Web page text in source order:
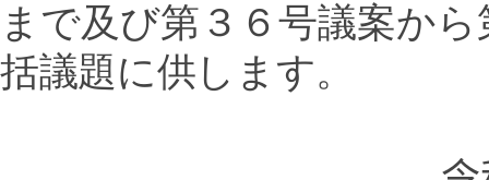
まで及び第３６号議案か
括議題に供します。